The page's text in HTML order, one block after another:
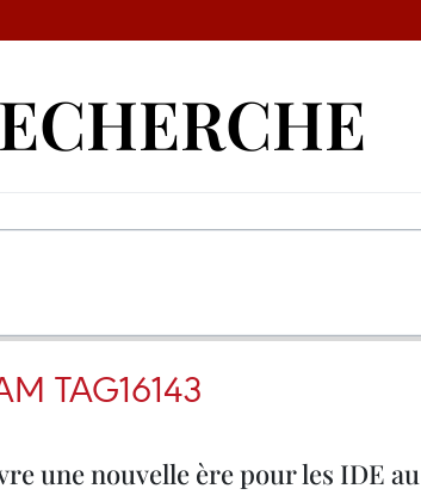
TAG16143
une nouvelle ère pour les IDE au